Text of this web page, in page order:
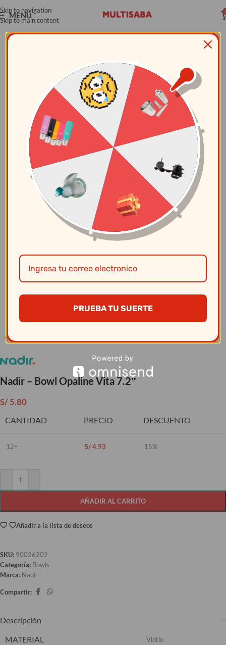
Skip to navigation
Skip to main content
MENÚ
Nadir – Bowl Opaline Vita 7.2″
S/5.80
CANTIDAD PRECIO DESCUENTO
12+ S/4.93 15%
AÑADIR AL CARRITO
Añadir a la lista de deseos
SKU: 90026202
Categoría: Bowls
Marca: Nadir
Compartir:
Descripción
MATERIAL
Vidrio
PRUEBA TU SUERTE